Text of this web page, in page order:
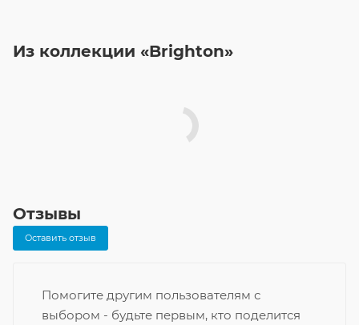
Из коллекции «Brighton»
Отзывы
Оставить отзыв
Помогите другим пользователям с
выбором - будьте первым, кто поделится